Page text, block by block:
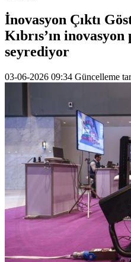
İnovasyon Çıktı
Kıbrıs’ın
seyrediyor
03-06-2026 09:34 Güncelleme